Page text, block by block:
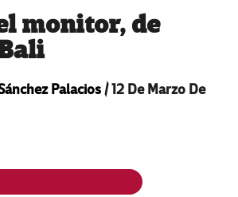
monitor, de
Palacios/12 De Marzo De